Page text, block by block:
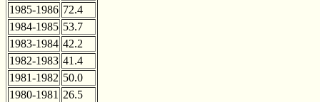
1985-1986 72.4
1984-1985 53.7
1983-1984 42.2
1982-1983 41.4
1981-1982 50.0
1980-1981 26.5